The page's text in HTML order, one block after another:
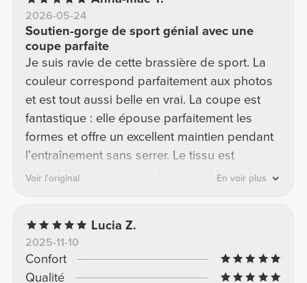
2026-05-24
Soutien-gorge de sport génial avec une
coupe parfaite
Je suis ravie de cette brassière de sport. La
couleur correspond parfaitement aux photos
et est tout aussi belle en vrai. La coupe est
fantastique : elle épouse parfaitement les
formes et offre un excellent maintien pendant
l’entraînement sans serrer. Le tissu est
agréablement doux sur la peau et très
de grande qualité – je la recommande
vivement ! ⭐⭐⭐⭐⭐
Voir l'original En voir plus
Lucia Z.
2025-11-10
Confort
Qualité